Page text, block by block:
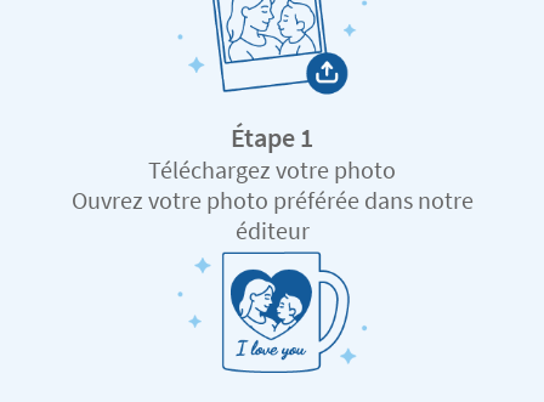
Étape 1
Téléchargez votre photo
Ouvrez votre photo préférée dans notre
éditeur